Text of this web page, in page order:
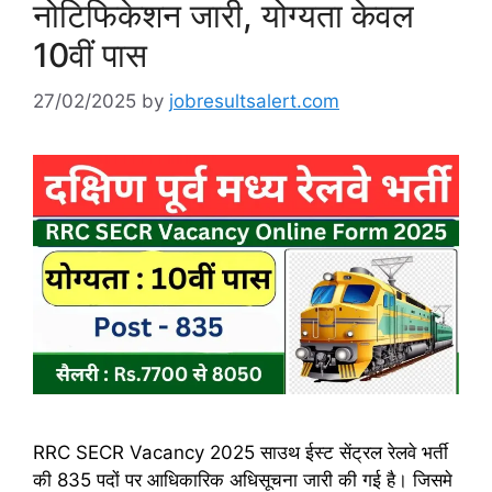
नोटिफिकेशन जारी, योग्यता केवल
10वीं पास
27/02/2025 by jobresultsalert.com
RRC SECR Vacancy 2025 साउथ ईस्ट सेंट्रल रेलवे भर्ती
की 835 पदों पर आधिकारिक अधिसूचना जारी की गई है। जिसमे